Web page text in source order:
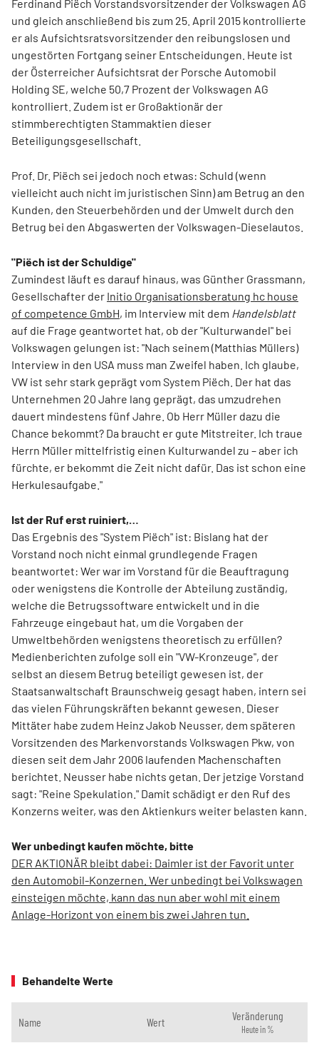
Ferdinand Piëch Vorstandsvorsitzender der Volkswagen AG
und gleich anschließend bis zum 25. April 2015 kontrollierte
er als Aufsichtsratsvorsitzender den reibungslosen und
ungestörten Fortgang seiner Entscheidungen. Heute ist
der Österreicher Aufsichtsrat der Porsche Automobil
Holding SE, welche 50,7 Prozent der Volkswagen AG
kontrolliert. Zudem ist er Großaktionär der
stimmberechtigten Stammaktien dieser
Beteiligungsgesellschaft.
Prof. Dr. Piëch sei jedoch noch etwas: Schuld (wenn
vielleicht auch nicht im juristischen Sinn) am Betrug an den
Kunden, den Steuerbehörden und der Umwelt durch den
Betrug bei den Abgaswerten der Volkswagen-Dieselautos.
"Piëch ist der Schuldige"
Zumindest läuft es darauf hinaus, was Günther Grassmann,
Gesellschafter der Initio Organisationsberatung hc house
of competence GmbH, im Interview mit dem Handelsblatt
auf die Frage geantwortet hat, ob der "Kulturwandel" bei
Volkswagen gelungen ist: "Nach seinem (Matthias Müllers)
Interview in den USA muss man Zweifel haben. Ich glaube,
VW ist sehr stark geprägt vom System Piëch. Der hat das
Unternehmen 20 Jahre lang geprägt, das umzudrehen
dauert mindestens fünf Jahre. Ob Herr Müller dazu die
Chance bekommt? Da braucht er gute Mitstreiter. Ich traue
Herrn Müller mittelfristig einen Kulturwandel zu – aber ich
fürchte, er bekommt die Zeit nicht dafür. Das ist schon eine
Herkulesaufgabe."
Ist der Ruf erst ruiniert,…
Das Ergebnis des "System Piëch" ist: Bislang hat der
Vorstand noch nicht einmal grundlegende Fragen
beantwortet: Wer war im Vorstand für die Beauftragung
oder wenigstens die Kontrolle der Abteilung zuständig,
welche die Betrugssoftware entwickelt und in die
Fahrzeuge eingebaut hat, um die Vorgaben der
Umweltbehörden wenigstens theoretisch zu erfüllen?
Medienberichten zufolge soll ein "VW-Kronzeuge", der
selbst an diesem Betrug beteiligt gewesen ist, der
Staatsanwaltschaft Braunschweig gesagt haben, intern sei
das vielen Führungskräften bekannt gewesen. Dieser
Mittäter habe zudem Heinz Jakob Neusser, dem späteren
Vorsitzenden des Markenvorstands Volkswagen Pkw, von
diesen seit dem Jahr 2006 laufenden Machenschaften
berichtet. Neusser habe nichts getan. Der jetzige Vorstand
sagt: "Reine Spekulation." Damit schädigt er den Ruf des
Konzerns weiter, was den Aktienkurs weiter belasten kann.
Wer unbedingt kaufen möchte, bitte
DER AKTIONÄR bleibt dabei: Daimler ist der Favorit unter
den Automobil-Konzernen. Wer unbedingt bei Volkswagen
einsteigen möchte, kann das nun aber wohl mit einem
Anlage-Horizont von einem bis zwei Jahren tun.
Behandelte Werte
Name Wert Veränderung
Heute in %